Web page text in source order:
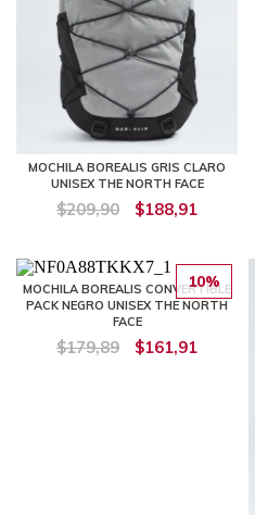
MOCHILA BOREALIS GRIS CLARO
UNISEX THE NORTH FACE
$209,90 $188,91
10%
MOCHILA BOREALIS CONVERTIBLE
PACK NEGRO UNISEX THE NORTH
FACE
$179,89 $161,91